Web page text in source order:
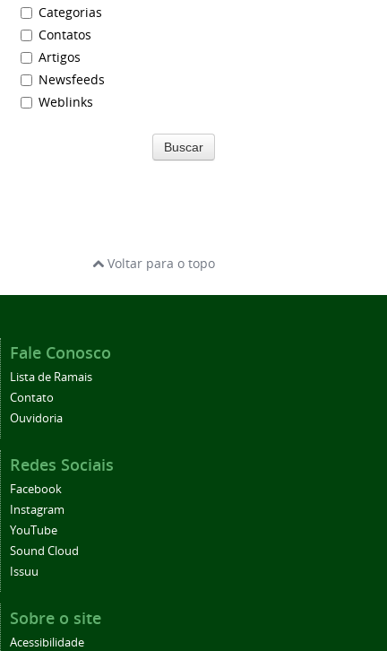
Categorias
Contatos
Artigos
Newsfeeds
Weblinks
Buscar
Voltar para o topo
Fale Conosco
Lista de Ramais
Contato
Ouvidoria
Redes Sociais
Facebook
Instagram
YouTube
Sound Cloud
Issuu
Sobre o site
Acessibilidade